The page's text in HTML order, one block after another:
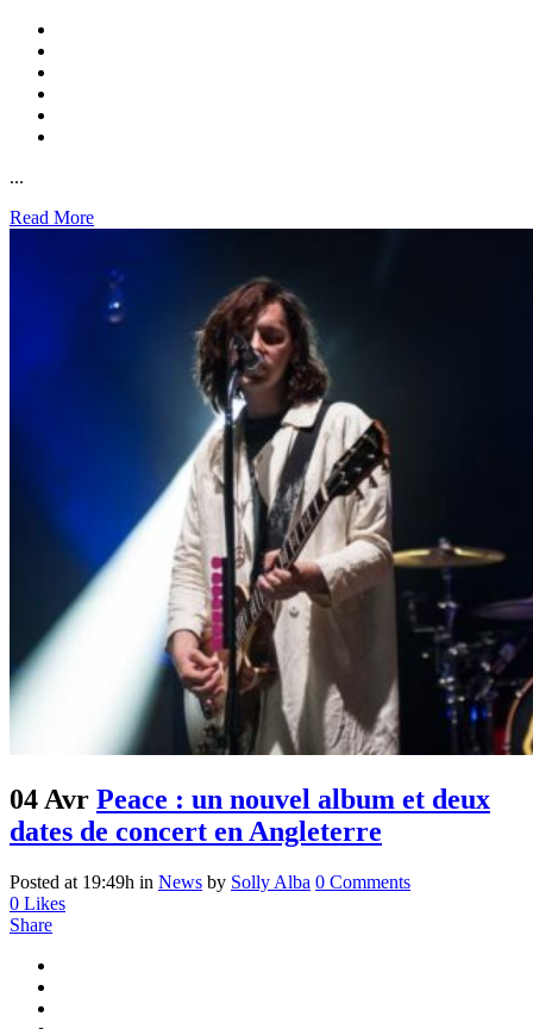
...
Read More
04 Avr Peace : un nouvel album et deux
dates de concert en Angleterre
Posted at 19:49h in News by Solly Alba 0 Comments
0 Likes
Share